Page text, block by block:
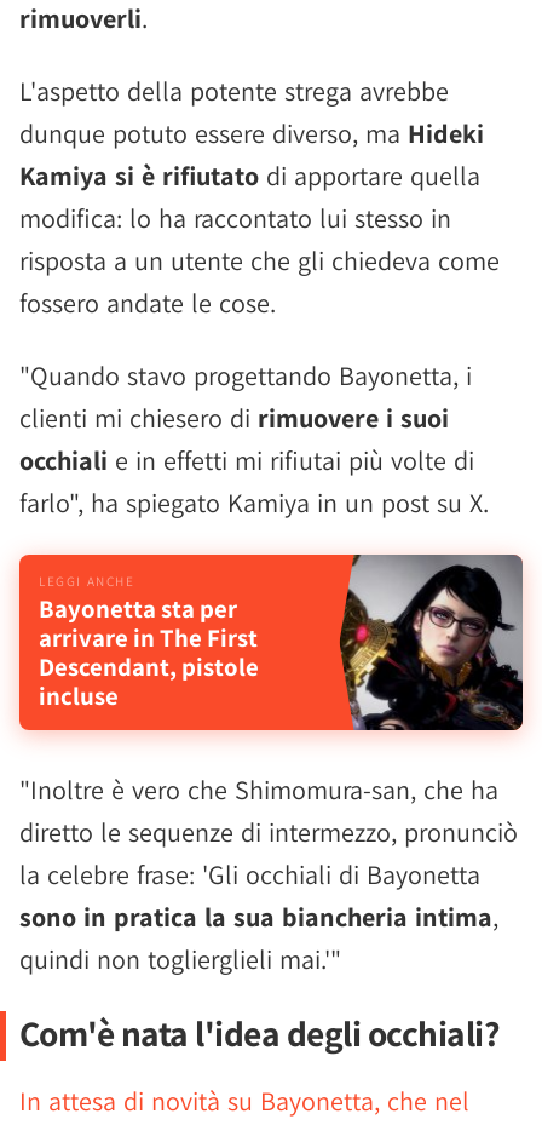
rimuoverli.
L'aspetto della potente strega avrebbe
dunque potuto essere diverso, ma Hideki
Kamiya si è rifiutato di apportare quella
modifica: lo ha raccontato lui stesso in
risposta a un utente che gli chiedeva come
fossero andate le cose.
"Quando stavo progettando Bayonetta, i
clienti mi chiesero di rimuovere i suoi
occhiali e in effetti mi rifiutai più volte di
farlo", ha spiegato Kamiya in un post su X.
Bayonetta sta per
arrivare in The First
Descendant, pistole
incluse
"Inoltre è vero che Shimomura-san, che ha
diretto le sequenze di intermezzo, pronunciò
la celebre frase: 'Gli occhiali di Bayonetta
sono in pratica la sua biancheria intima,
quindi non toglierglieli mai.'"
Com'è nata l'idea degli occhiali?
In attesa di novità su Bayonetta, che nel